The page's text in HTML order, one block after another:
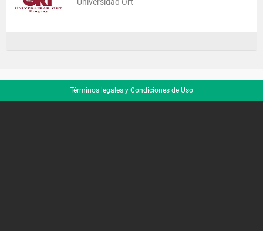
Términos legales y Condiciones de Uso